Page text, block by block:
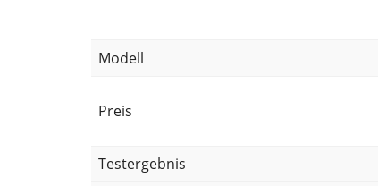
Modell
Preis
Testergebnis